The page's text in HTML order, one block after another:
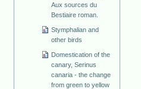
Aux sources du
Bestiaire roman.
Stymphalian and
other birds
Domestication of the
canary, Serinus
canaria - the change
from green to yellow